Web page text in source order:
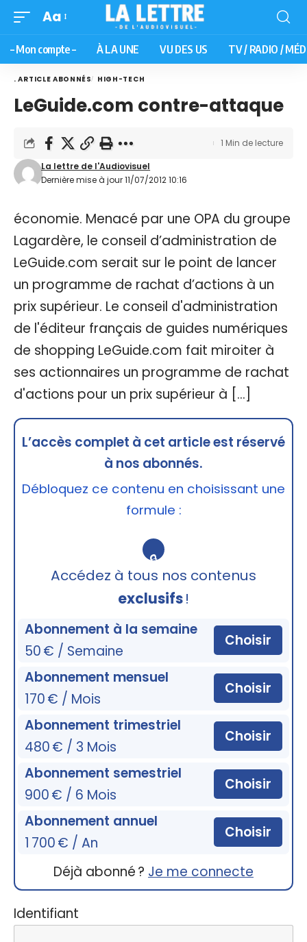
Aa
– Mon compte – À LA UNE VU DES US TV / RADIO /
. ARTICLE ABONNÉS HIGH-TECH
LeGuide.com contre-attaque
Dernière mise à jour 11/07/2012 10:16
La lettre de l'Audiovisuel
1 Min de lecture
économie. Menacé par une OPA du groupe
Lagardère, le conseil d’administration de
LeGuide.com serait sur le point de lancer
un programme de rachat d’actions à un
prix supérieur. Le conseil d'administration
de l'éditeur français de guides numériques
de shopping LeGuide.com fait miroiter à
ses actionnaires un programme de rachat
d'actions pour un prix supérieur à […]
L’accès complet à cet article est réservé
à nos abonnés.
Débloquez ce contenu en choisissant une
formule :
🔒
Accédez à tous nos contenus
exclusifs!
Abonnement à la semaine
50 € / Semaine
Choisir
Abonnement mensuel
170 € / Mois
Choisir
Abonnement trimestriel
480 € / 3 Mois
Choisir
Abonnement semestriel
900 € / 6 Mois
Choisir
Abonnement annuel
1 700 € / An
Choisir
Déjà abonné ? Je me connecte
Identifiant